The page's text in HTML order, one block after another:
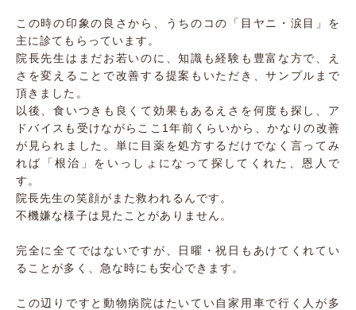
この時の印象の良さから、うちのコの「目ヤニ・涙目」を
主に診てもらっています。
院長先生はまだお若いのに、知識も経験も豊富な方で、え
さを変えることで改善する提案もいただき、サンプルまで
頂きました。
以後、食いつきも良くて効果もあるえさを何度も探し、ア
ドバイスも受けながらここ1年前くらいから、かなりの改善
が見られました。単に目薬を処方するだけでなく言ってみ
れば「根治」をいっしょになって探してくれた、恩人で
す。
院長先生の笑顔がまた救われるんです。
不機嫌な様子は見たことがありません。
完全に全てではないですが、日曜・祝日もあけてくれてい
ることが多く、急な時にも安心できます。
この辺りですと動物病院はたいてい自家用車で行く人が多